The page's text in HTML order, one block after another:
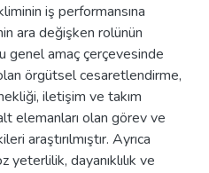
iş performansına
ara değişken rolünün
genel amaç çerçevesinde
örgütsel cesaretlendirme,
iletişim ve takım
elemanları olan görev ve
araştırılmıştır. Ayrıca
dayanıklılık ve